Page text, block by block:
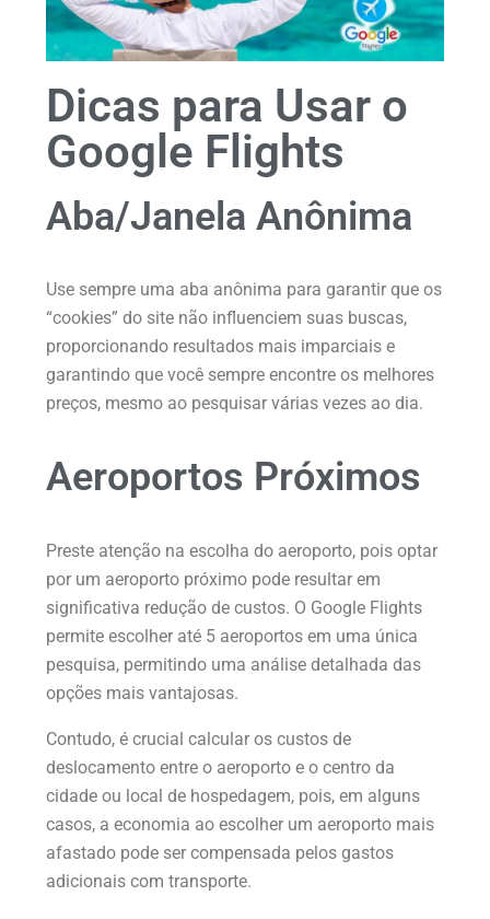
Dicas para Usar o
Google Flights
Aba/Janela Anônima
Use sempre uma aba anônima para garantir que os
“cookies” do site não influenciem suas buscas,
proporcionando resultados mais imparciais e
garantindo que você sempre encontre os melhores
preços, mesmo ao pesquisar várias vezes ao dia.
Aeroportos Próximos
Preste atenção na escolha do aeroporto, pois optar
por um aeroporto próximo pode resultar em
significativa redução de custos. O Google Flights
permite escolher até 5 aeroportos em uma única
pesquisa, permitindo uma análise detalhada das
opções mais vantajosas.
Contudo, é crucial calcular os custos de
deslocamento entre o aeroporto e o centro da
cidade ou local de hospedagem, pois, em alguns
casos, a economia ao escolher um aeroporto mais
afastado pode ser compensada pelos gastos
adicionais com transporte.